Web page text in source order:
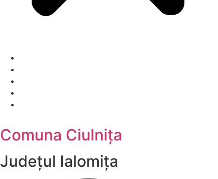
Comuna Ciulnița
Județul Ialomița